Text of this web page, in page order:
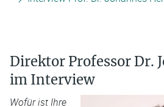
Direktor Professor Dr.
im Interview
Wofür ist Ihre